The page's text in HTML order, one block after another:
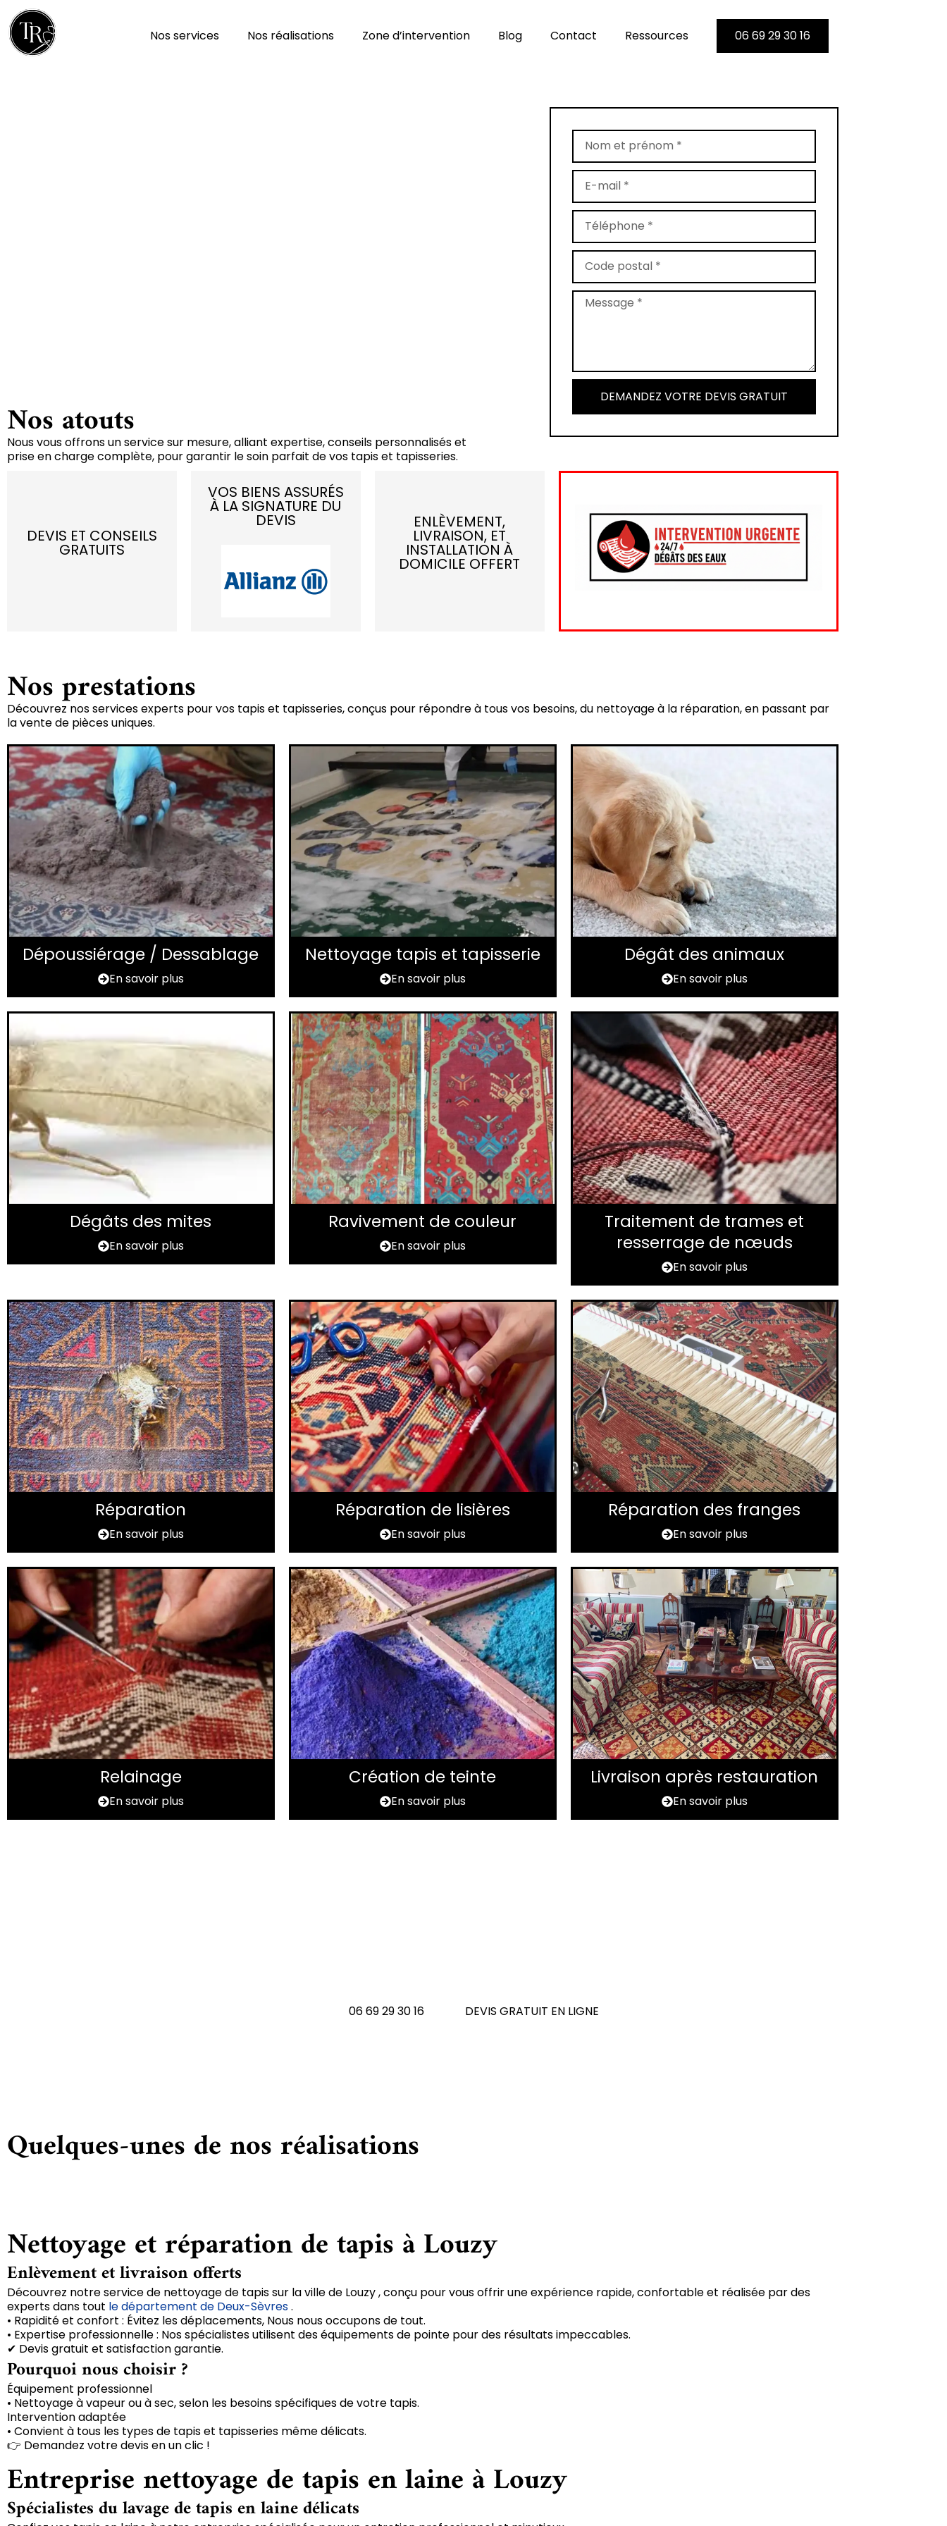
Nos services Nos réalisations Zone d’intervention Blog Contact Ressources 06 69 29 30 16
DEMANDEZ VOTRE DEVIS GRATUIT
Nos atouts
Nous vous offrons un service sur mesure, alliant expertise, conseils personnalisés et
prise en charge complète, pour garantir le soin parfait de vos tapis et tapisseries.
DEVIS ET CONSEILS
GRATUITS
VOS BIENS ASSURÉS
À LA SIGNATURE DU
DEVIS ENLÈVEMENT,
LIVRAISON, ET
INSTALLATION À
DOMICILE OFFERT
Nos prestations
Découvrez nos services experts pour vos tapis et tapisseries, conçus pour répondre à tous vos besoins, du nettoyage à la réparation, en passant par
la vente de pièces uniques.
Dépoussiérage / Dessablage
En savoir plus
Nettoyage tapis et tapisserie
En savoir plus
Dégât des animaux
En savoir plus
Dégâts des mites
En savoir plus
Ravivement de couleur
En savoir plus
Traitement de trames et
resserrage de nœuds
En savoir plus
Réparation
En savoir plus
Réparation de lisières
En savoir plus
Réparation des franges
En savoir plus
Relainage
En savoir plus
Création de teinte
En savoir plus
Livraison après restauration
En savoir plus
06 69 29 30 16 DEVIS GRATUIT EN LIGNE
Quelques-unes de nos réalisations
Nettoyage et réparation de tapis à Louzy
Enlèvement et livraison offerts
Découvrez notre service de nettoyage de tapis sur la ville de Louzy , conçu pour vous offrir une expérience rapide, confortable et réalisée par des
experts dans tout le département de Deux-Sèvres.
• Rapidité et confort : Évitez les déplacements, Nous nous occupons de tout.
• Expertise professionnelle : Nos spécialistes utilisent des équipements de pointe pour des résultats impeccables.
✔ Devis gratuit et satisfaction garantie.
Pourquoi nous choisir ?
Équipement professionnel
• Nettoyage à vapeur ou à sec, selon les besoins spécifiques de votre tapis.
Intervention adaptée
• Convient à tous les types de tapis et tapisseries même délicats.
👉 Demandez votre devis en un clic !
Entreprise nettoyage de tapis en laine à Louzy
Spécialistes du lavage de tapis en laine délicats